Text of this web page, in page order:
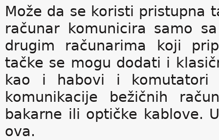
Može da se koristi pristupna
računar komunicira samo
drugim računarima koji
tačke se mogu dodati i
kao i habovi i komutatori
komunikacije bežičnih
bakarne ili optičke
ova.